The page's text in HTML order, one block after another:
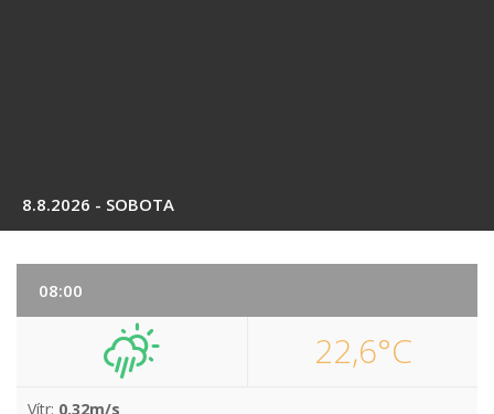
8.8.2026 - SOBOTA
08:00
22,6°C
Vítr: 0.32m/s